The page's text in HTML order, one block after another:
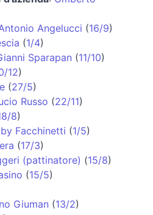
Angelucci (16/9)
(1/4)
Sparapan (11/10)
12)
(27/5)
Russo (22/11)
8)
Facchinetti (1/5)
(17/3)
(pattinatore) (15/8)
(15/5)
Giuman (13/2)